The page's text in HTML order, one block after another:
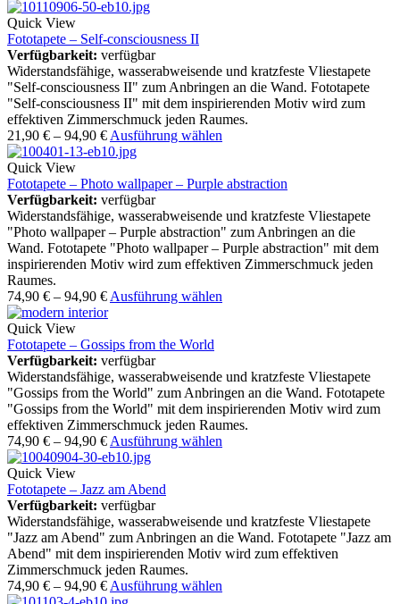
Quick View
Fototapete – Self-consciousness II
Verfügbarkeit: verfügbar
Widerstandsfähige, wasserabweisende und kratzfeste Vliestapete
"Self-consciousness II" zum Anbringen an die Wand. Fototapete
"Self-consciousness II" mit dem inspirierenden Motiv wird zum
effektiven Zimmerschmuck jeden Raumes.
21,90 € – 94,90 € Ausführung wählen
Quick View
Fototapete – Photo wallpaper – Purple abstraction
Verfügbarkeit: verfügbar
Widerstandsfähige, wasserabweisende und kratzfeste Vliestapete
"Photo wallpaper – Purple abstraction" zum Anbringen an die
Wand. Fototapete "Photo wallpaper – Purple abstraction" mit dem
inspirierenden Motiv wird zum effektiven Zimmerschmuck jeden
Raumes.
74,90 € – 94,90 € Ausführung wählen
Quick View
Fototapete – Gossips from the World
Verfügbarkeit: verfügbar
Widerstandsfähige, wasserabweisende und kratzfeste Vliestapete
"Gossips from the World" zum Anbringen an die Wand. Fototapete
"Gossips from the World" mit dem inspirierenden Motiv wird zum
effektiven Zimmerschmuck jeden Raumes.
74,90 € – 94,90 € Ausführung wählen
Quick View
Fototapete – Jazz am Abend
Verfügbarkeit: verfügbar
Widerstandsfähige, wasserabweisende und kratzfeste Vliestapete
"Jazz am Abend" zum Anbringen an die Wand. Fototapete "Jazz am
Abend" mit dem inspirierenden Motiv wird zum effektiven
Zimmerschmuck jeden Raumes.
74,90 € – 94,90 € Ausführung wählen